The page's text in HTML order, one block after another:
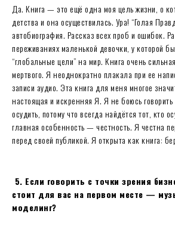
Да. Книга — это ещё одна моя цель жизни, о
детства и она осуществилась. Ура! “Голая
автобиография. Рассказ всех проб и ошибок.
переживаниях маленькой девочки, у которой
“глобальные цели” на мир. Книга очень
мертвого. Я неоднократно плакала при ее
записи аудио. Эта книга для меня многое
настоящая и искренняя Я. Я не боюсь говорить
осудить, потому что всегда найдётся тот, кто
главная особенность — честность. Я честна
перед своей публикой. Я открыта как книга:
5. Если говорить с точки зрения
стоит для вас на первом месте —
моделинг?